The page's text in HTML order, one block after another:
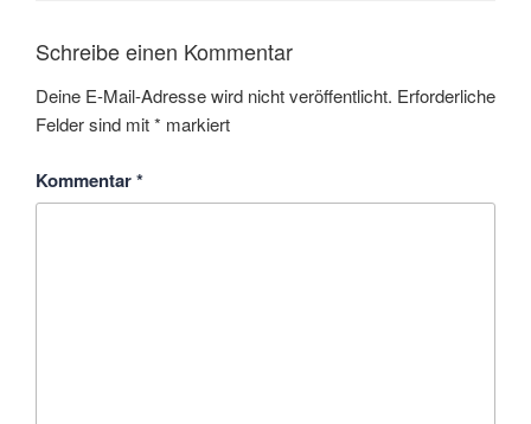
Schreibe einen Kommentar
Deine E-Mail-Adresse wird nicht veröffentlicht. Erforderliche
Felder sind mit* markiert
Kommentar*